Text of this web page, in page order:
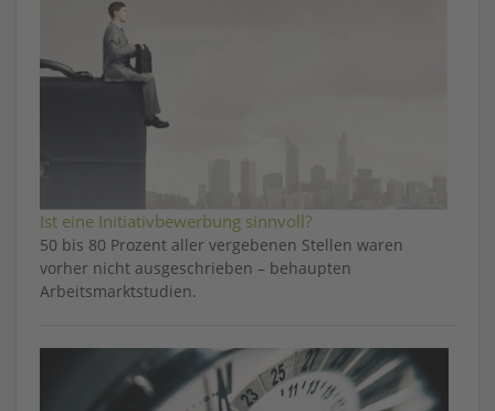
Ist eine Initiativbewerbung sinnvoll?
50 bis 80 Prozent aller vergebenen Stellen waren
vorher nicht ausgeschrieben – behaupten
Arbeitsmarktstudien.